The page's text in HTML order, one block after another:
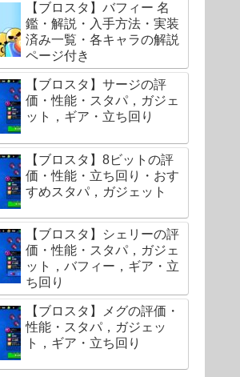
【ブロスタ】バフィー 名
鑑・解説・入手方法・実装
済み一覧・各キャラの解説
ページ付き
【ブロスタ】サージの評
価・性能・スタパ，ガジェ
ット，ギア・立ち回り
【ブロスタ】8ビットの評
価・性能・立ち回り・おす
すめスタパ，ガジェット
【ブロスタ】シェリーの評
価・性能・スタパ，ガジェ
ット，バフィー，ギア・立
ち回り
【ブロスタ】メグの評価・
性能・スタパ，ガジェッ
ト，ギア・立ち回り